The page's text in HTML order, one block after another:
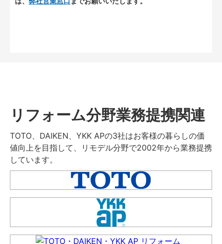
リフォーム分野業務提携関連
TOTO、DAIKEN、YKK APの3社はお客様の暮らしの価
値向上を目指して、リモデル分野で2002年から業務提携
しています。